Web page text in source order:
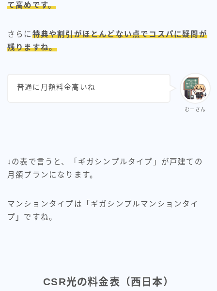
て高めです。
さらに 特典や割引がほとんどない点でコスパに疑問が
残りますね。
むーさん
普通に月額料金高いね
↓の表で言うと、「ギガシンプルタイプ」が戸建ての
月額プランになります。
マンションタイプは「ギガシンプルマンションタイ
プ」ですね。
CSR光の料金表（西日本）